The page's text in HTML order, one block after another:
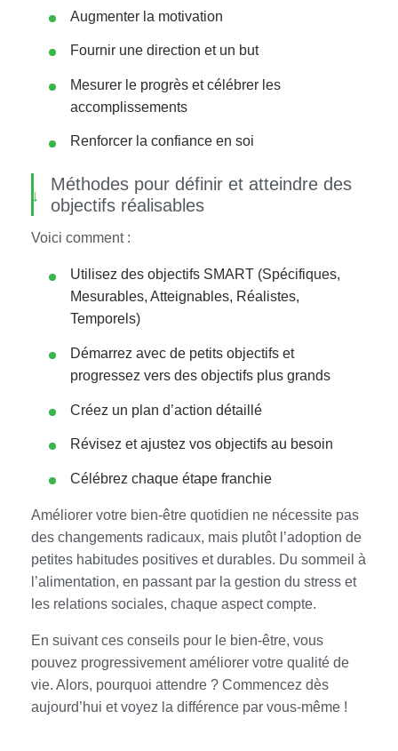
Augmenter la motivation
Fournir une direction et un but
Mesurer le progrès et célébrer les
accomplissements
Renforcer la confiance en soi
Méthodes pour définir et atteindre des
objectifs réalisables
Voici comment :
Utilisez des objectifs SMART (Spécifiques,
Mesurables, Atteignables, Réalistes,
Temporels)
Démarrez avec de petits objectifs et
progressez vers des objectifs plus grands
Créez un plan d’action détaillé
Révisez et ajustez vos objectifs au besoin
Célébrez chaque étape franchie
Améliorer votre bien-être quotidien ne nécessite pas
des changements radicaux, mais plutôt l’adoption de
petites habitudes positives et durables. Du sommeil à
l’alimentation, en passant par la gestion du stress et
les relations sociales, chaque aspect compte.
En suivant ces conseils pour le bien-être, vous
pouvez progressivement améliorer votre qualité de
vie. Alors, pourquoi attendre ? Commencez dès
aujourd’hui et voyez la différence par vous-même !